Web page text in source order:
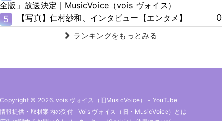
全版」放送決定｜MusicVoice（vois ヴォイス）
5 【写真】仁村紗和、インタビュー【エンタメ】 0
ランキングをもっとみる
Copyright © 2026. vois ヴォイス（旧MusicVoice） - YouTube
情報提供・取材案内の受付
Vois ヴォイス（旧・MusicVoice）とは